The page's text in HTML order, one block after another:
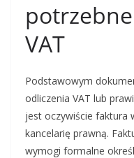
VAT
Podstawowym
odliczenia VAT lub
jest oczywiście faktura
kancelarię prawną.
wymogi formalne